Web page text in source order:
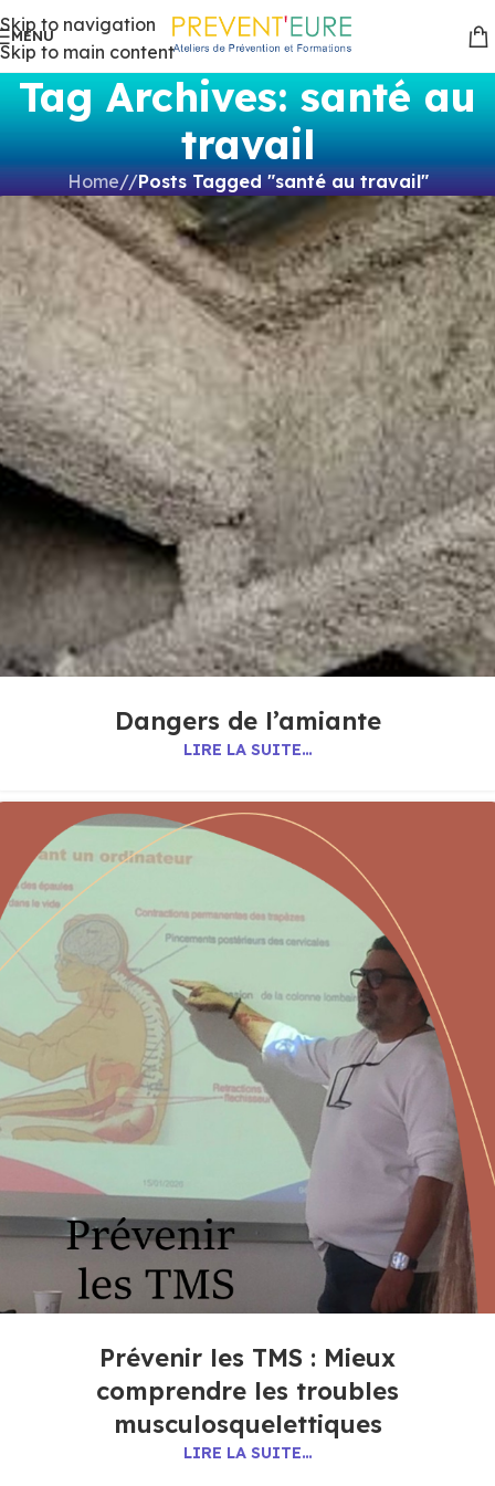
Skip to navigation
Skip to main content
MENU
Tag Archives: santé au
travail
Home/ Posts Tagged "santé au travail"
Dangers de l’amiante
LIRE LA SUITE…
Prévenir les TMS : Mieux
comprendre les troubles
musculosquelettiques
LIRE LA SUITE…